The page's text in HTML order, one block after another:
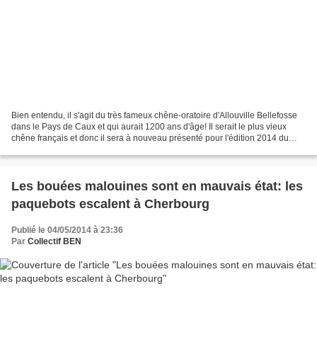
Bien entendu, il s'agit du très fameux chêne-oratoire d'Allouville Bellefosse
dans le Pays de Caux et qui aurait 1200 ans d'âge! Il serait le plus vieux
chêne français et donc il sera à nouveau présenté pour l'édition 2014 du
Les bouées malouines sont en mauvais état: les
paquebots escalent à Cherbourg
Publié le 04/05/2014 à 23:36
Par Collectif BEN